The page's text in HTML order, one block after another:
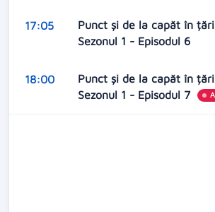
17:05
Punct și de la capăt în
Sezonul 1 - Episodul 6
18:00
Punct și de la capăt în
Sezonul 1 - Episodul 7